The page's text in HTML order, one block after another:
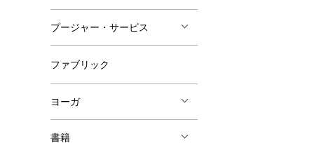
プージャー・サービス
ファブリック
ヨーガ
書籍